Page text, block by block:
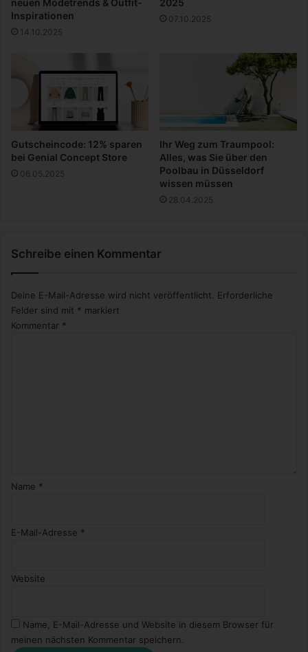
e
i
n
c
n
g
e
c
i
g
i
u
f
neuen Modetrends & Outfit-
Inspirationen
14.10.2025
2025
07.10.2025
Gutscheincode: 12% sparen
bei Genial Concept Store
06.05.2025
Ihr Weg zum Traumpool:
Alles, was Sie über den
Poolbau in Düsseldorf
wissen müssen
28.04.2025
Schreibe einen Kommentar
Deine E-Mail-Adresse wird nicht veröffentlicht. Erforderliche
Felder sind mit * markiert
Kommentar *
Name *
E-Mail-Adresse *
Website
Name, E-Mail-Adresse und Website in diesem Browser für
meinen nächsten Kommentar speichern.